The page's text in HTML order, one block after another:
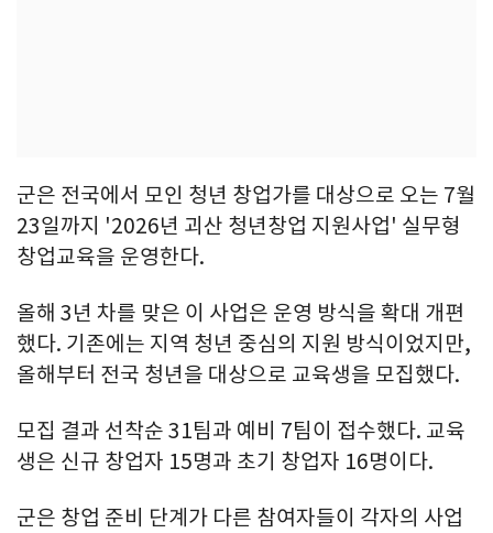
군은 전국에서 모인 청년 창업가를 대상으로 오는 7월
23일까지 '2026년 괴산 청년창업 지원사업' 실무형
창업교육을 운영한다.
올해 3년 차를 맞은 이 사업은 운영 방식을 확대 개편
했다. 기존에는 지역 청년 중심의 지원 방식이었지만,
올해부터 전국 청년을 대상으로 교육생을 모집했다.
모집 결과 선착순 31팀과 예비 7팀이 접수했다. 교육
생은 신규 창업자 15명과 초기 창업자 16명이다.
군은 창업 준비 단계가 다른 참여자들이 각자의 사업